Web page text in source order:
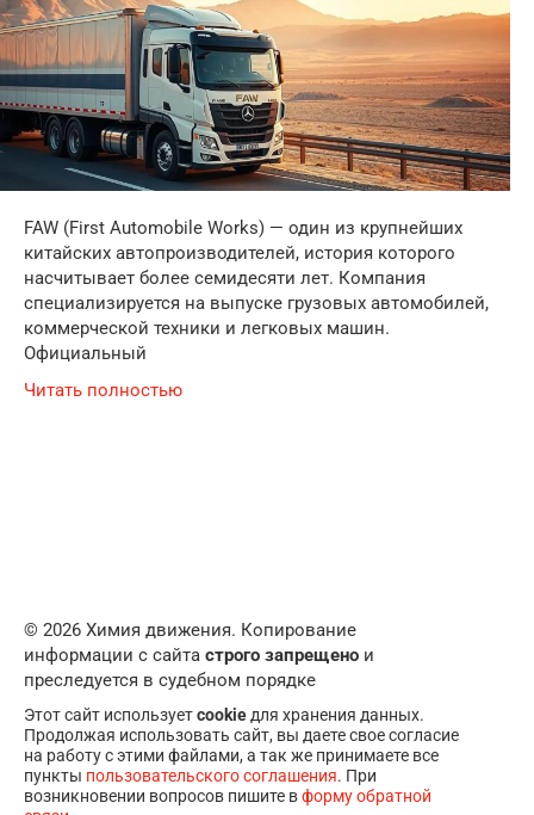
FAW (First Automobile Works) — один из крупнейших
китайских автопроизводителей, история которого
насчитывает более семидесяти лет. Компания
специализируется на выпуске грузовых автомобилей,
коммерческой техники и легковых машин.
Официальный
Читать полностью
© 2026 Химия движения. Копирование
информации с сайта строго запрещено и
преследуется в судебном порядке
Этот сайт используетcookie для хранения данных.
Продолжая использовать сайт, вы даете свое согласие
на работу с этими файлами, а так же принимаете все
пункты пользовательского соглашения. При
возникновении вопросов пишите вформу обратной